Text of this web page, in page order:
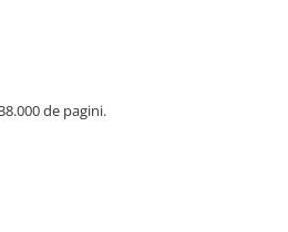
de pagini.